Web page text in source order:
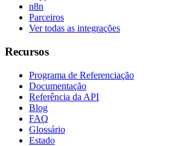
n8n
Parceiros
Ver todas as integrações
Recursos
Programa de Referenciação
Documentação
Referência da API
Blog
FAQ
Glossário
Estado